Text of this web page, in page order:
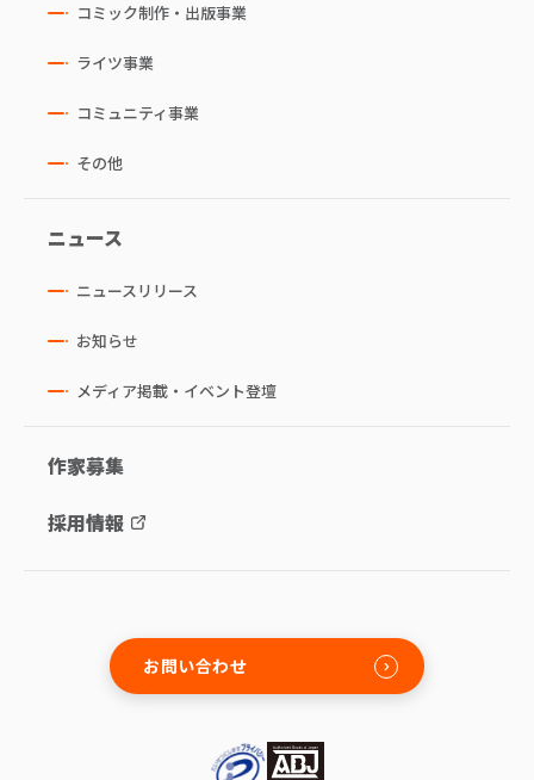
コミック制作・出版事業
ライツ事業
コミュニティ事業
その他
ニュース
ニュースリリース
お知らせ
メディア掲載・イベント登壇
作家募集
採用情報
お問い合わせ